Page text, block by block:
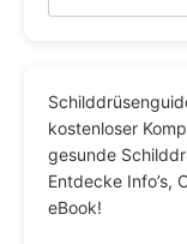
kostenloser
gesunde
Entdecke Info’s,
eBook!